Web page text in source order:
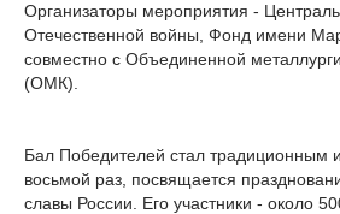
Организаторы мероприятия -
Отечественной войны, Фонд имени
совместно с Объединенной
(ОМК).
Бал Победителей стал традиционным
восьмой раз, посвящается
славы России. Его участники - около